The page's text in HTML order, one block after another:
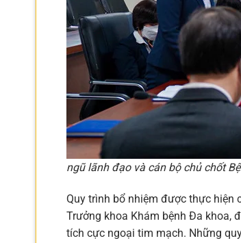
ngũ lãnh đạo và cán bộ chủ chốt
Quy trình bổ nhiệm được thực hiện
Trưởng khoa Khám bệnh Đa khoa,
tích cực ngoại tim mạch. Những